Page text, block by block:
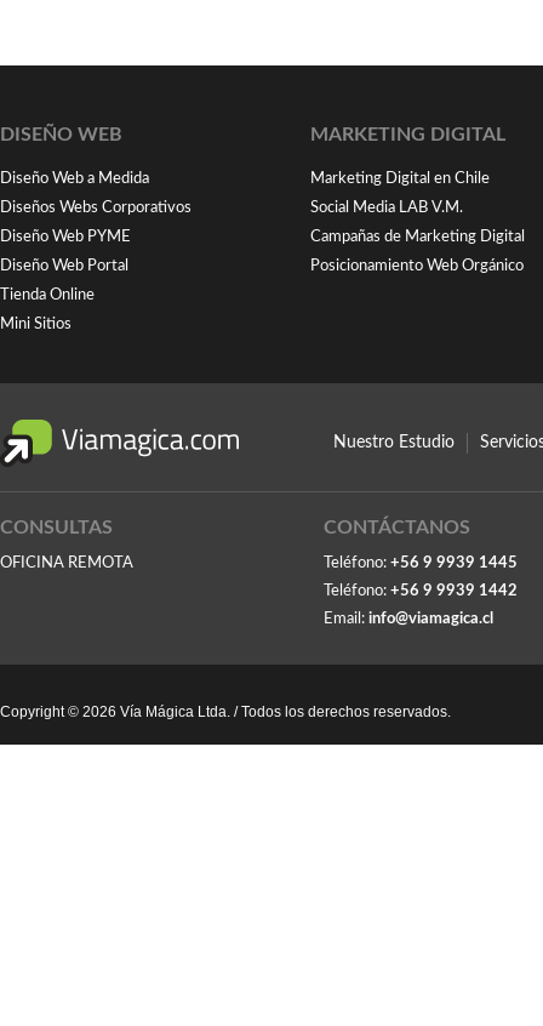
DISEÑO WEB
Diseño Web a Medida
Diseños Webs Corporativos
Diseño Web PYME
Diseño Web Portal
Tienda Online
Mini Sitios
MARKETING DIGITAL
Marketing Digital en Chile
Social Media LAB V.M.
Campañas de Marketing Digital
Posicionamiento Web Orgánico
Nuestro Estudio
CONSULTAS
OFICINA REMOTA
CONTÁCTANOS
Teléfono: +56 9 9939 1445
Teléfono: +56 9 9939 1442
Email: info@viamagica.cl
Copyright © 2026 Vía Mágica Ltda. / Todos los derechos reservados.